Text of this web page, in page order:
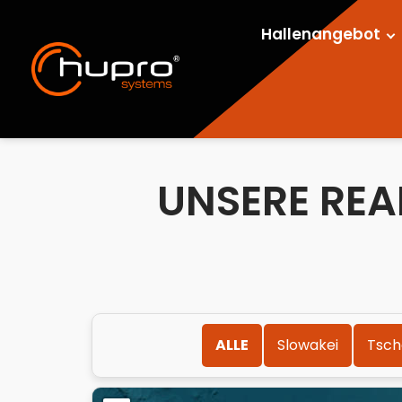
Hallenangebot
UNSERE
ALLE Slowakei